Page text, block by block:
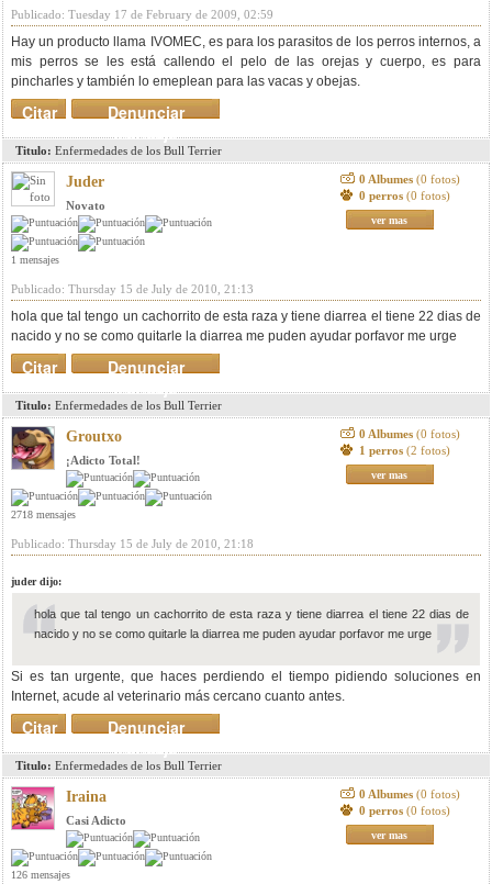
Publicado: Tuesday 17 de February de 2009, 02:59
Hay un producto llama IVOMEC, es para los parasitos de los perros internos, a
mis perros se les está callendo el pelo de las orejas y cuerpo, es para
pincharles y también lo emeplean para las vacas y obejas.
Denunciar
mensaje
Citar
Titulo: Enfermedades de los Bull Terrier
Juder
Novato
1 mensajes
0 Albumes (0 fotos)
0 perros (0 fotos)
ver mas
Publicado: Thursday 15 de July de 2010, 21:13
hola que tal tengo un cachorrito de esta raza y tiene diarrea el tiene 22 dias de
nacido y no se como quitarle la diarrea me puden ayudar porfavor me urge
Denunciar
mensaje
Citar
Titulo: Enfermedades de los Bull Terrier
Groutxo
¡Adicto Total!
2718 mensajes
0 Albumes (0 fotos)
1 perros (2 fotos)
ver mas
Publicado: Thursday 15 de July de 2010, 21:18
juder dijo:
hola que tal tengo un cachorrito de esta raza y tiene diarrea el tiene 22 dias de
nacido y no se como quitarle la diarrea me puden ayudar porfavor me urge
Si es tan urgente, que haces perdiendo el tiempo pidiendo soluciones en
Internet, acude al veterinario más cercano cuanto antes.
Denunciar
mensaje
Citar
Titulo: Enfermedades de los Bull Terrier
Iraina
Casi Adicto
126 mensajes
0 Albumes (0 fotos)
0 perros (0 fotos)
ver mas